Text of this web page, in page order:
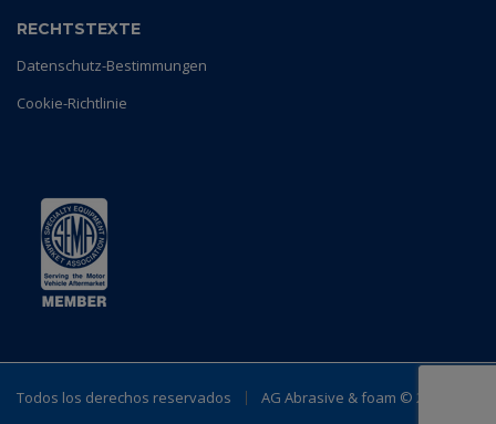
RECHTSTEXTE
Datenschutz-Bestimmungen
Cookie-Richtlinie
Todos los derechos reservados AG Abrasive & foam © 2023.